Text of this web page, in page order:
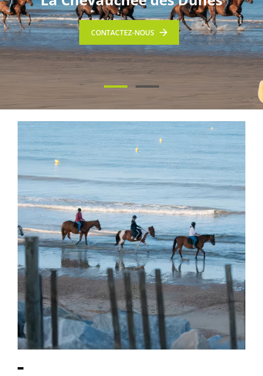
CONTACTEZ-NOUS